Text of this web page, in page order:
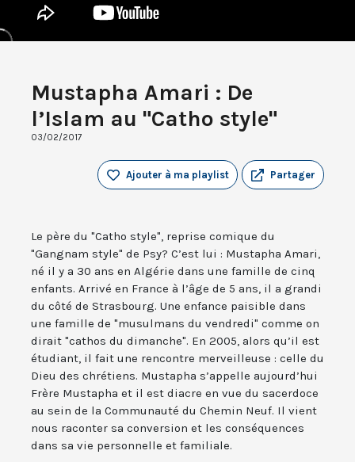
Mustapha Amari : De
l’Islam au "Catho style"
03/02/2017
Partager
Ajouter à ma playlist
Le père du "Catho style", reprise comique du
"Gangnam style" de Psy? C’est lui : Mustapha Amari,
né il y a 30 ans en Algérie dans une famille de cinq
enfants. Arrivé en France à l’âge de 5 ans, il a grandi
du côté de Strasbourg. Une enfance paisible dans
une famille de "musulmans du vendredi" comme on
dirait "cathos du dimanche". En 2005, alors qu’il est
étudiant, il fait une rencontre merveilleuse : celle du
Dieu des chrétiens. Mustapha s’appelle aujourd’hui
Frère Mustapha et il est diacre en vue du sacerdoce
au sein de la Communauté du Chemin Neuf. Il vient
nous raconter sa conversion et les conséquences
dans sa vie personnelle et familiale.